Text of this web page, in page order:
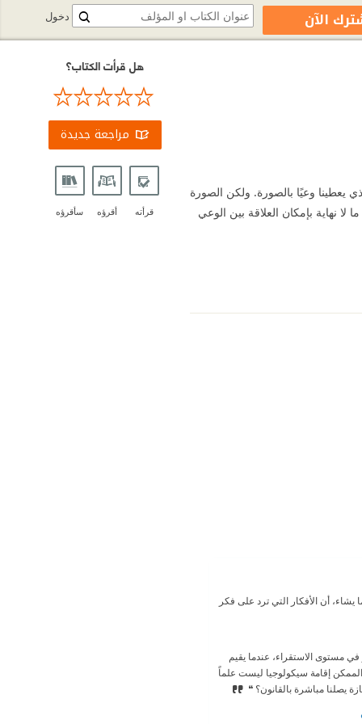
يعطينا وعيًا بالصورة. ولكن الصورة
نهاية بإمكان العلاقة بين الوعي
يشاء، أن الأفكار التي ترد على فكر
مستوى الاستقراء، عندما يقيم
الممكن إقامة سیكولوجيا ليست علماً
يصلنا مباشرة بالقانون؟ ❝
هل قرأت الكتاب؟
مراجعة جديدة
قرأته أقرؤه سأقرؤه
دخول الآن